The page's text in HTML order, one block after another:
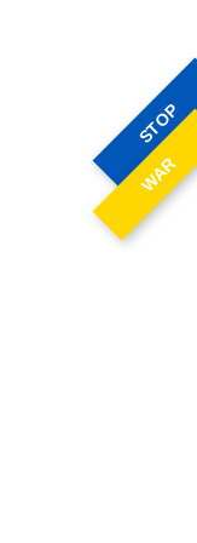
STOP
WAR